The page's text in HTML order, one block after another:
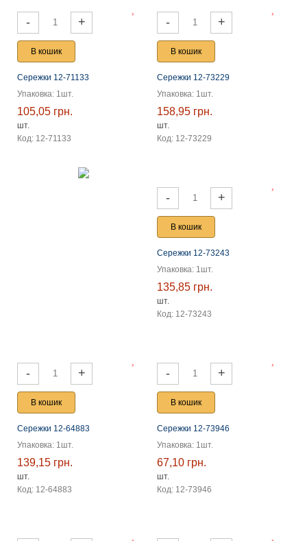
- +
В кошик
Сережки 12-71133
Упаковка: 1шт.
105,05 грн.
шт.
Код: 12-71133
- +
В кошик
Сережки 12-73229
Упаковка: 1шт.
158,95 грн.
шт.
Код: 12-73229
- +
В кошик
Сережки 12-73243
Упаковка: 1шт.
135,85 грн.
шт.
Код: 12-73243
- +
В кошик
Сережки 12-64883
Упаковка: 1шт.
139,15 грн.
шт.
Код: 12-64883
- +
В кошик
Сережки 12-73946
Упаковка: 1шт.
67,10 грн.
шт.
Код: 12-73946